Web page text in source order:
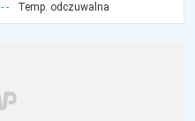
Temp. odczuwalna